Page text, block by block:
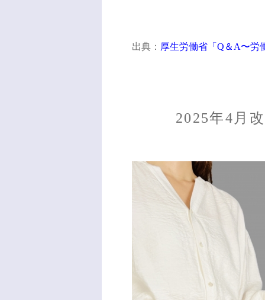
出典： 厚生労働省「Q＆A〜労
2025年4月